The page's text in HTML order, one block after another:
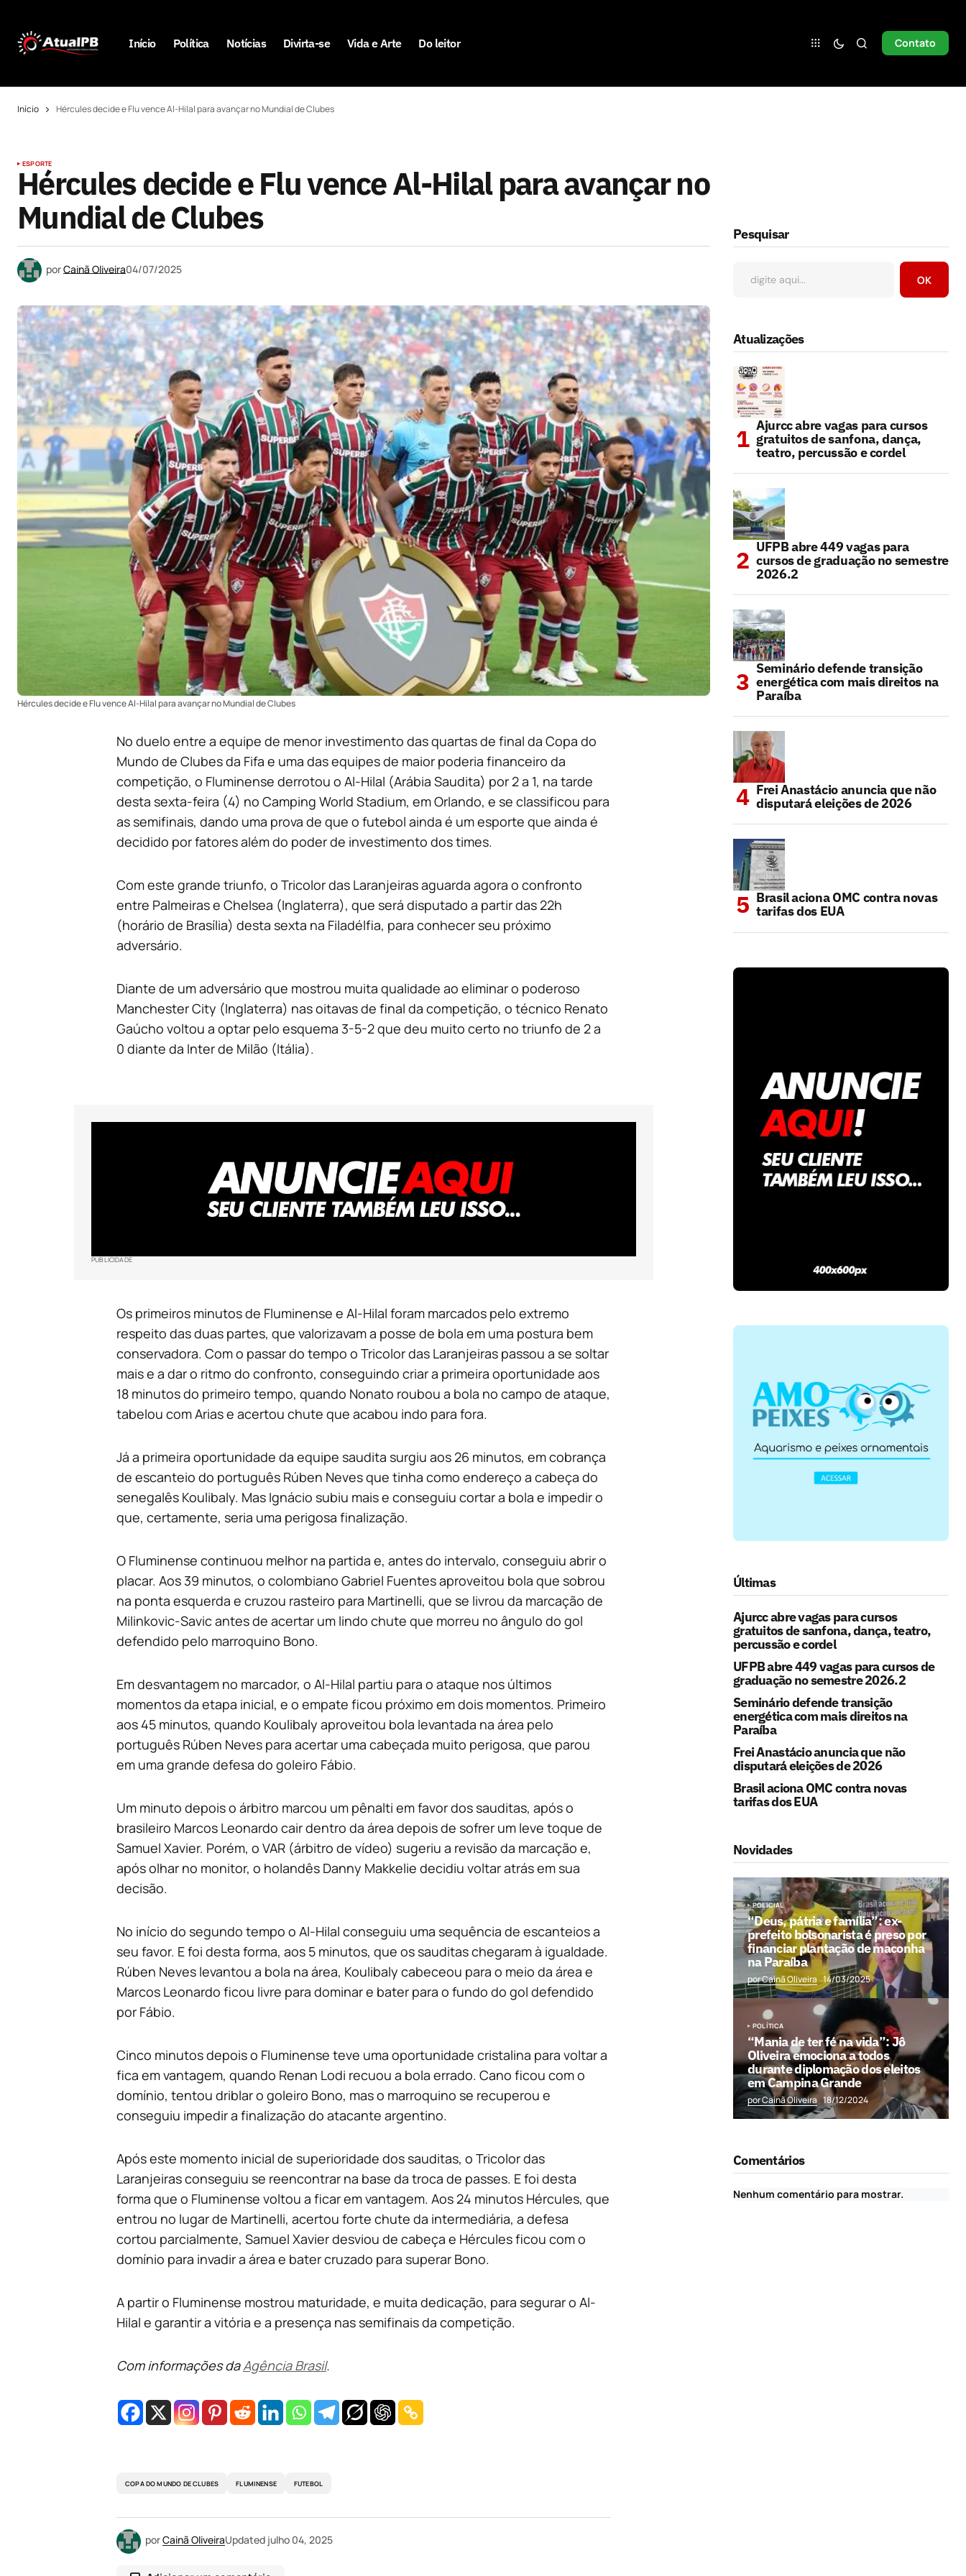
Início Política Notícias Divirta-se Vida e Arte Do leitor Contato
Início Hércules decide e Flu vence Al-Hilal para avançar no Mundial de Clubes
ESPORTE
Hércules decide e Flu vence Al-Hilal para avançar no
Mundial de Clubes
porCainã Oliveira04/07/2025
Hércules decide e Flu vence Al-Hilal para avançar no Mundial de Clubes
No duelo entre a equipe de menor investimento das quartas de final da Copa do
Mundo de Clubes da Fifa e uma das equipes de maior poderia financeiro da
competição, o Fluminense derrotou o Al-Hilal (Arábia Saudita) por 2 a 1, na tarde
desta sexta-feira (4) no Camping World Stadium, em Orlando, e se classificou para
as semifinais, dando uma prova de que o futebol ainda é um esporte que ainda é
decidido por fatores além do poder de investimento dos times.
Com este grande triunfo, o Tricolor das Laranjeiras aguarda agora o confronto
entre Palmeiras e Chelsea (Inglaterra), que será disputado a partir das 22h
(horário de Brasília) desta sexta na Filadélfia, para conhecer seu próximo
adversário.
Diante de um adversário que mostrou muita qualidade ao eliminar o poderoso
Manchester City (Inglaterra) nas oitavas de final da competição, o técnico Renato
Gaúcho voltou a optar pelo esquema 3-5-2 que deu muito certo no triunfo de 2 a
0 diante da Inter de Milão (Itália).
PUBLICIDADE
Os primeiros minutos de Fluminense e Al-Hilal foram marcados pelo extremo
respeito das duas partes, que valorizavam a posse de bola em uma postura bem
conservadora. Com o passar do tempo o Tricolor das Laranjeiras passou a se soltar
mais e a dar o ritmo do confronto, conseguindo criar a primeira oportunidade aos
18 minutos do primeiro tempo, quando Nonato roubou a bola no campo de ataque,
tabelou com Arias e acertou chute que acabou indo para fora.
Já a primeira oportunidade da equipe saudita surgiu aos 26 minutos, em cobrança
de escanteio do português Rúben Neves que tinha como endereço a cabeça do
senegalês Koulibaly. Mas Ignácio subiu mais e conseguiu cortar a bola e impedir o
que, certamente, seria uma perigosa finalização.
O Fluminense continuou melhor na partida e, antes do intervalo, conseguiu abrir o
placar. Aos 39 minutos, o colombiano Gabriel Fuentes aproveitou bola que sobrou
na ponta esquerda e cruzou rasteiro para Martinelli, que se livrou da marcação de
Milinkovic-Savic antes de acertar um lindo chute que morreu no ângulo do gol
defendido pelo marroquino Bono.
Em desvantagem no marcador, o Al-Hilal partiu para o ataque nos últimos
momentos da etapa inicial, e o empate ficou próximo em dois momentos. Primeiro
aos 45 minutos, quando Koulibaly aproveitou bola levantada na área pelo
português Rúben Neves para acertar uma cabeçada muito perigosa, que parou
em uma grande defesa do goleiro Fábio.
Um minuto depois o árbitro marcou um pênalti em favor dos sauditas, após o
brasileiro Marcos Leonardo cair dentro da área depois de sofrer um leve toque de
Samuel Xavier. Porém, o VAR (árbitro de vídeo) sugeriu a revisão da marcação e,
após olhar no monitor, o holandês Danny Makkelie decidiu voltar atrás em sua
decisão.
No início do segundo tempo o Al-Hilal conseguiu uma sequência de escanteios a
seu favor. E foi desta forma, aos 5 minutos, que os sauditas chegaram à igualdade.
Rúben Neves levantou a bola na área, Koulibaly cabeceou para o meio da área e
Marcos Leonardo ficou livre para dominar e bater para o fundo do gol defendido
por Fábio.
Cinco minutos depois o Fluminense teve uma oportunidade cristalina para voltar a
fica em vantagem, quando Renan Lodi recuou a bola errado. Cano ficou com o
domínio, tentou driblar o goleiro Bono, mas o marroquino se recuperou e
conseguiu impedir a finalização do atacante argentino.
Após este momento inicial de superioridade dos sauditas, o Tricolor das
Laranjeiras conseguiu se reencontrar na base da troca de passes. E foi desta
forma que o Fluminense voltou a ficar em vantagem. Aos 24 minutos Hércules, que
entrou no lugar de Martinelli, acertou forte chute da intermediária, a defesa
cortou parcialmente, Samuel Xavier desviou de cabeça e Hércules ficou com o
domínio para invadir a área e bater cruzado para superar Bono.
A partir o Fluminense mostrou maturidade, e muita dedicação, para segurar o Al-
Hilal e garantir a vitória e a presença nas semifinais da competição.
Com informações daAgência Brasil.
COPA DO MUNDO DE CLUBES FLUMINENSE FUTEBOL
porCainã OliveiraUpdated julho 04, 2025
Pesquisar
OK
Atualizações
Ajurcc abre vagas para cursos
gratuitos de sanfona, dança,
teatro, percussão e cordel
UFPB abre 449 vagas para
cursos de graduação no semestre
2026.2
Seminário defende transição
energética com mais direitos na
Paraíba
Frei Anastácio anuncia que não
disputará eleições de 2026
Brasil aciona OMC contra novas
tarifas dos EUA
Últimas
Ajurcc abre vagas para cursos
gratuitos de sanfona, dança, teatro,
percussão e cordel
UFPB abre 449 vagas para cursos de
graduação no semestre 2026.2
Seminário defende transição
energética com mais direitos na
Paraíba
Frei Anastácio anuncia que não
disputará eleições de 2026
Brasil aciona OMC contra novas
tarifas dos EUA
Novidades
POLICIAL
“Deus, pátria e família”: ex-
prefeito bolsonarista é preso por
financiar plantação de maconha
na Paraíba
por Cainã Oliveira 14/03/2025
POLÍTICA
“Mania de ter fé na vida”: Jô
Oliveira emociona a todos
durante diplomação dos eleitos
em Campina Grande
por Cainã Oliveira 18/12/2024
Comentários
Nenhum comentário para mostrar.